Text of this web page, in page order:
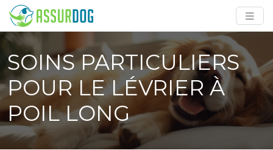
SOINS PARTICULIERS
POUR LE LÉVRIER À
POIL LONG